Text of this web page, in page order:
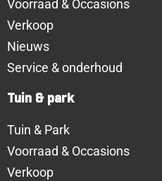
Voorraad & Occasions
Verkoop
Nieuws
Service & onderhoud
Tuin & park
Tuin & Park
Voorraad & Occasions
Verkoop